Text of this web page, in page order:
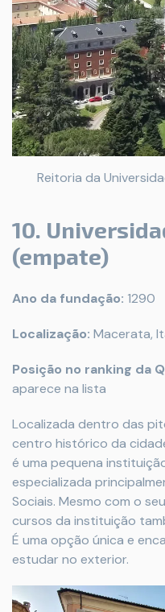
Reitoria da
10.
(empate)
Ano da fundação: 1290
Localização: Macerata,
Posição no ranking da
aparece na lista
Localizada dentro das
centro histórico da
é uma pequena
especializada
Sociais. Mesmo com o
cursos da instituição
É uma opção única e
estudar no exterior.